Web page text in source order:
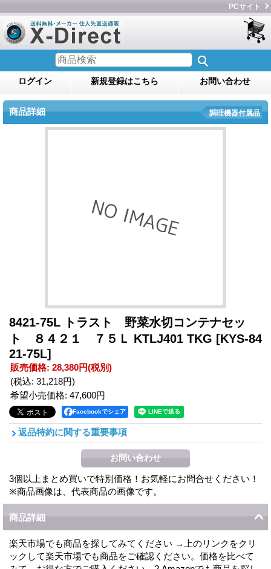
PCサイト
ログイン 新規登録はこちら お問い合わせ
商品詳細 調理機器付属品
8421-75L トラスト 野菜水切コンテナセッ
ト ８４２１ ７５Ｌ KTLJ401 TKG [KYS-84
21-75L]
販売価格: 28,380円(税別)
(税込: 31,218円)
希望小売価格: 47,600円
Facebookでシェア
返品特約に関する重要事項
3個以上まとめ買いで特別価格！お気軽にお問合せください！
※商品画像は、代表商品の画像です。
商品詳細
楽天市場でも商品を探してみてください →上のリンクをクリ
ックして楽天市場でも商品をご確認ください。価格を比べて